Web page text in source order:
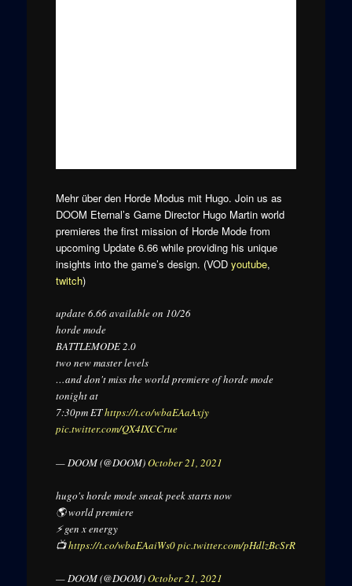
Mehr über den Horde Modus mit Hugo. Join us as
DOOM Eternal’s Game Director Hugo Martin world
premieres the first mission of Horde Mode from
upcoming Update 6.66 while providing his unique
insights into the game’s design. (VOD youtube,
twitch)
update 6.66 available on 10/26
horde mode
BATTLEMODE 2.0
two new master levels
…and don't miss the world premiere of horde mode
tonight at
7:30pm EThttps://t.co/wbaEAaAxjy
pic.twitter.com/QX4IXCCrue
— DOOM (@DOOM)October 21, 2021
hugo's horde mode sneak peek starts now
🌎 world premiere
⚡ gen x energy
📺https://t.co/wbaEAaiWs0pic.twitter.com/pHdlzBcSrR
— DOOM (@DOOM)October 21, 2021